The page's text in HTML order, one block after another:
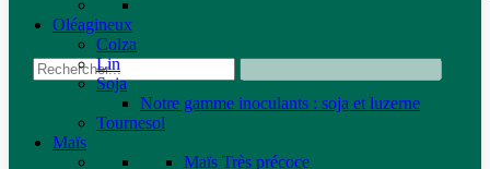
Oléagineux
Colza
Lin
Soja
Notre gamme inoculants : soja et luzerne
Tournesol
Maïs
Maïs Très précoce